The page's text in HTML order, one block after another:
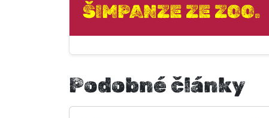
ŠIMPANZE ZE ZOO.
Podobné články